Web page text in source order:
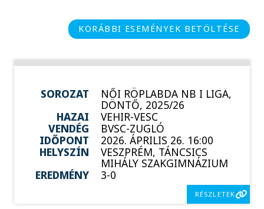
KORÁBBI ESEMÉNYEK BETÖLTÉSE
SOROZAT NŐI RÖPLABDA NB I LIGA,
DÖNTŐ, 2025/26
HAZAI
VEHIR-VESC
VENDÉG
BVSC-ZUGLÓ
IDŐPONT
2026. ÁPRILIS 26. 16:00
HELYSZÍN
VESZPRÉM, TÁNCSICS
MIHÁLY SZAKGIMNÁZIUM
EREDMÉNY
3-0
RÉSZLETEK